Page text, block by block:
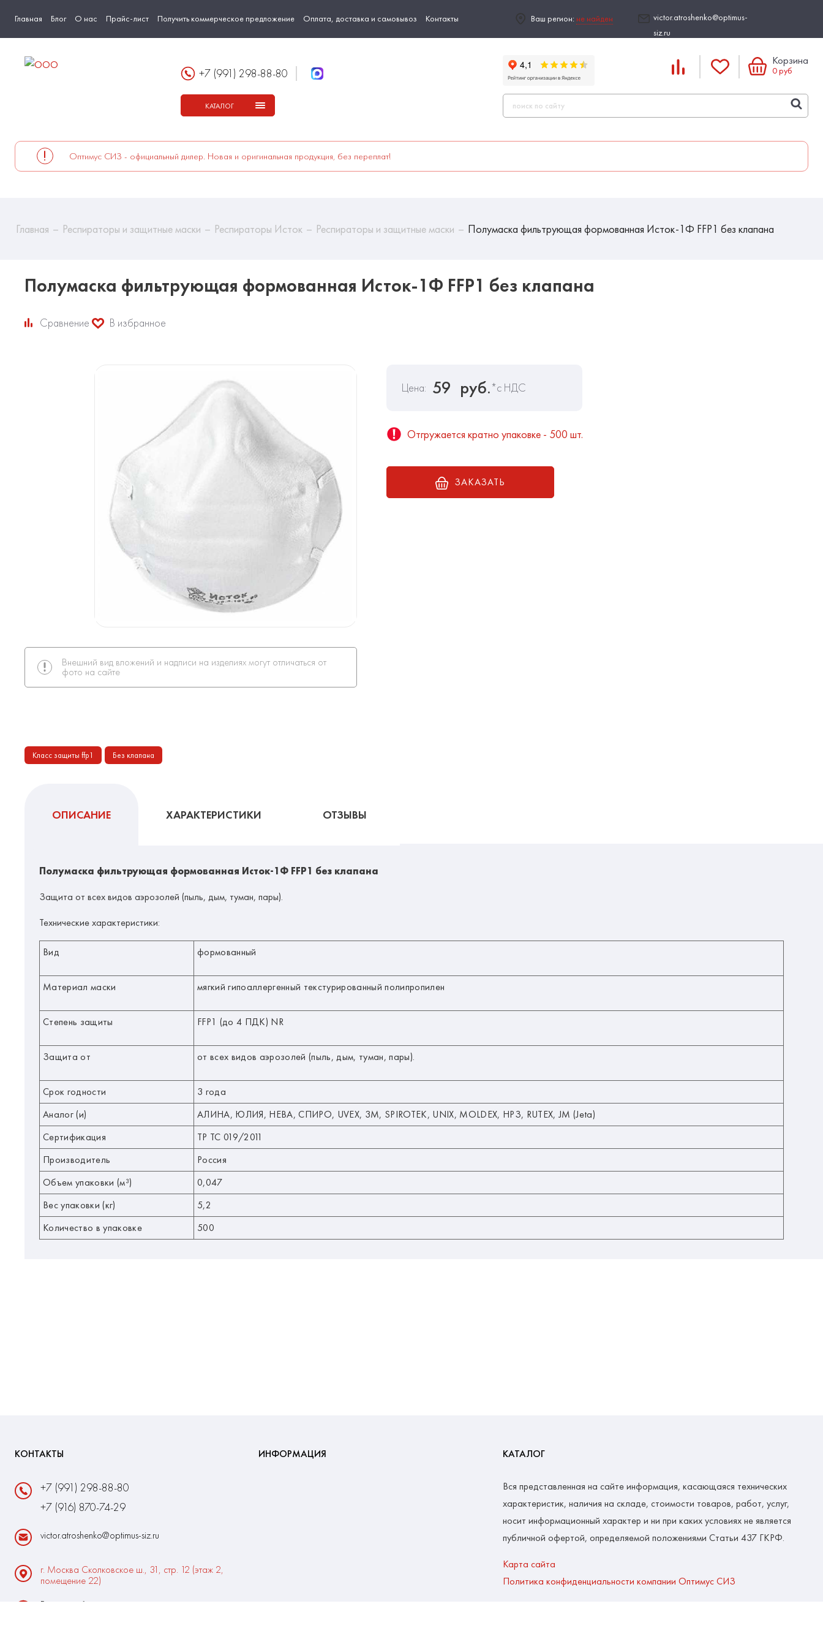
Главная Блог О нас Прайс-лист Получить коммерческое предложение Оплата, доставка и самовывоз Контакты Ваш регион: не найден
victor.atroshenko@optimus-
siz.ru
+7 (991) 298-88-80
КАТАЛОГ
Корзина
0руб
Оптимус СИЗ - официальный дилер. Новая и оригинальная продукция, без переплат!
Главная Респираторы и защитные маски Респираторы Исток Респираторы и защитные маски Полумаска фильтрующая формованная Исток-1Ф FFP1 без клапана
Полумаска фильтрующая формованная Исток-1Ф FFP1 без клапана
Сравнение В избранное
Внешний вид вложений и надписи на изделиях могут отличаться от
фото на сайте
Цена: 59 руб.*с НДС
Отгружается кратно упаковке - 500 шт.
ЗАКАЗАТЬ
Класс защиты ffp1 Без клапана
ОПИСАНИЕ ХАРАКТЕРИСТИКИ ОТЗЫВЫ
Полумаска фильтрующая формованная Исток-1Ф FFP1 без клапана
Защита от всех видов аэрозолей (пыль, дым, туман, пары).
Технические характеристики:
Вид формованный
Материал маски мягкий гипоаллергенный текстурированный полипропилен
Степень защиты FFP1 (до 4 ПДК) NR
Защита от от всех видов аэрозолей (пыль, дым, туман, пары).
Срок годности
3 года
Аналог (и)
АЛИНА, ЮЛИЯ, НЕВА, СПИРО, UVEX, 3M, SPIROTEK, UNIX, MOLDEX, НРЗ, RUTEX, JM (Jeta)
Сертификация
ТР ТС 019/2011
Производитель
Россия
Объем упаковки (м³)
0,047
Вес упаковки (кг)
5,2
Количество в упаковке
500
КОНТАКТЫ
+7 (991) 298-88-80
+7 (916) 870-74-29
victor.atroshenko@optimus-siz.ru
г. Москва Сколковское ш., 31, стр. 12 (этаж 2,
помещение 22)
Время работы:
ИНФОРМАЦИЯ КАТАЛОГ
Вся представленная на сайте информация, касающаяся технических
характеристик, наличия на складе, стоимости товаров, работ, услуг,
носит информационный характер и ни при каких условиях не является
публичной офертой, определяемой положениями Статьи 437 ГКРФ.
Карта сайта
Политика конфиденциальности компании Оптимус СИЗ